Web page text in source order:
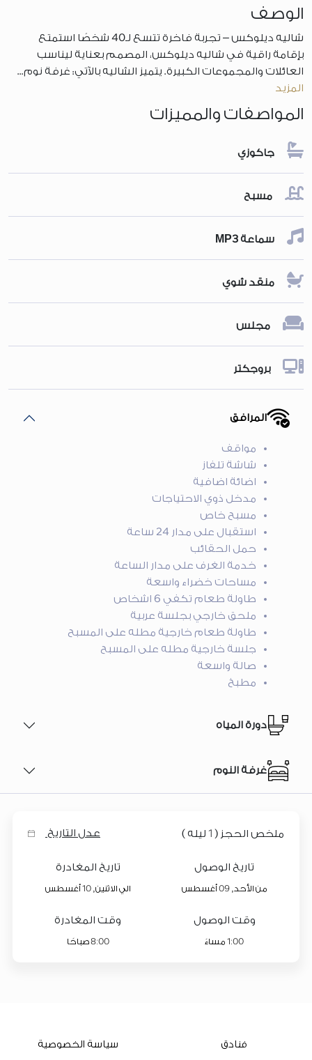
الوصف
شاليه ديلوكس – تجربة فاخرة تتسع لـ40 شخصًا استمتع
بإقامة راقية في شاليه ديلوكس، المصمم بعناية ليناسب
العائلات والمجموعات الكبيرة. يتميز الشاليه بالآتي: غرفة نوم...
المزيد
المواصفات والمميزات
جاكوزي
مسبح
سماعة MP3
منقد شوي
مجلس
بروجكتر
المرافق
مواقف
شاشة تلفاز
اضائة اضافية
مدخل ذوي الاحتياجات
مسبح خاص
استقبال على مدار 24 ساعة
حمل الحقائب
خدمة الغرف على مدار الساعة
مساحات خضراء واسعة
طاولة طعام تكفي 6 اشخاص
ملحق خارجي بجلسة عربية
طاولة طعام خارجية مطله على المسبح
جلسة خارجية مطله على المسبح
صالة واسعة
مطبخ
دورة المياه
غرفة النوم
ملخص الحجز (
1 ليله ) عدل التاريخ
تاريخ الوصول
من الأحد,09 أغسطس
تاريخ المغادرة
الي الاثنين,10 أغسطس
وقت الوصول
1:00 مساءً
وقت المغادرة
8:00صباحًا
فنادق سياسة الخصوصية